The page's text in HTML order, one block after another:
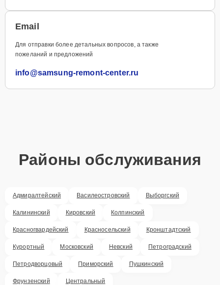
Email
Для отправки более детальных вопросов, а также
пожеланий и предложений
info@samsung-remont-center.ru
Районы обслуживания
Адмиралтейский Василеостровский Выборгский
Калининский Кировский Колпинский
Красногвардейский Красносельский Кронштадтский
Курортный Московский Невский Петроградский
Петродворцовый Приморский Пушкинский
Фрунзенский Центральный